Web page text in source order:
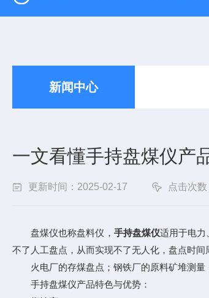
新闻中心
一文看懂手持盘煤仪产
更新时间：2025-02-17 点击次
盘煤仪也称盘料仪， 手持盘煤仪适用于电力
不了人工盘点，从而实现不了无人化，盘点时间
火电厂的存煤盘点；钢铁厂的原料矿堆测量
手持盘煤仪产品特色与优势：